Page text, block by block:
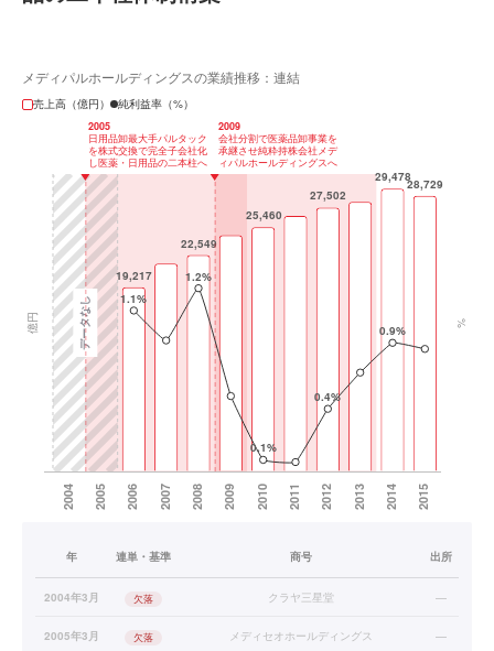
メディパルホールディングスの業績推移：連結
売上高（億円）
純利益率（%）
年 連単・基準 商号 出所
2004年3月 欠落 クラヤ三星堂 —
2005年3月 欠落 メディセオホールディングス —